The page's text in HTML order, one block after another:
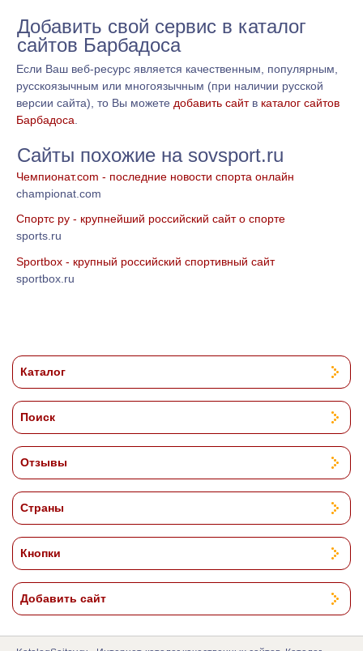
Добавить свой сервис в каталог
сайтов Барбадоса
Если Ваш веб-ресурс является качественным, популярным,
русскоязычным или многоязычным (при наличии русской
версии сайта), то Вы можете добавить сайтв каталог сайтов
Барбадоса
Сайты похожие на sovsport.ru
Чемпионат.com - последние новости спорта онлайн
championat.com
Спортс ру - крупнейший российский сайт о спорте
sports.ru
Sportbox - крупный российский спортивный сайт
sportbox.ru
Каталог
Поиск
Отзывы
Страны
Кнопки
Добавить сайт